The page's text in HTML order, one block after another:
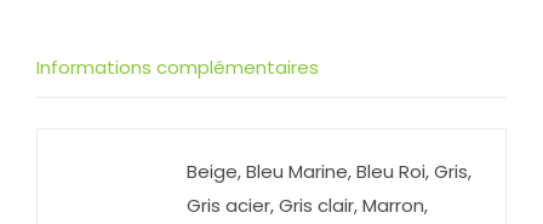
Informations complémentaires
Beige, Bleu Marine, Bleu Roi, Gris,
Gris acier, Gris clair, Marron,